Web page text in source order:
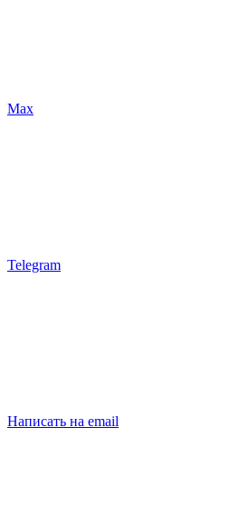
Max
Telegram
Написать на email